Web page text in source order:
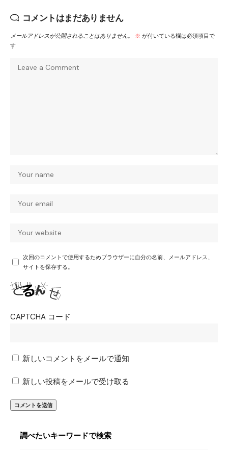
コメントはまだありません
メールアドレスが公開されることはありません。 ※ が付いている欄は必須項目で
す
次回のコメントで使用するためブラウザーに自分の名前、メールアドレス、
サイトを保存する。
CAPTCHA コード
新しいコメントをメールで通知
新しい投稿をメールで受け取る
調べたいキーワードで検索